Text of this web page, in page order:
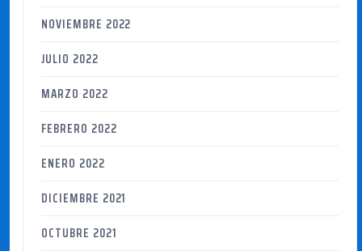
NOVIEMBRE 2022
JULIO 2022
MARZO 2022
FEBRERO 2022
ENERO 2022
DICIEMBRE 2021
OCTUBRE 2021